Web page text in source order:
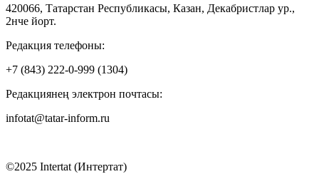
420066, Татарстан Республикасы, Казан, Декабристлар ур.,
2нче йорт.
Редакция телефоны:
+7 (843) 222-0-999 (1304)
Редакциянең электрон почтасы:
infotat@tatar-inform.ru
©2025 Intertat (Интертат)